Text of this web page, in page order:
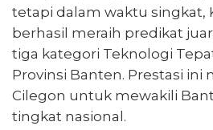
tetapi dalam waktu singkat,
berhasil meraih predikat
tiga kategori Teknologi
Provinsi Banten. Prestasi ini
Cilegon untuk mewakili
tingkat nasional.